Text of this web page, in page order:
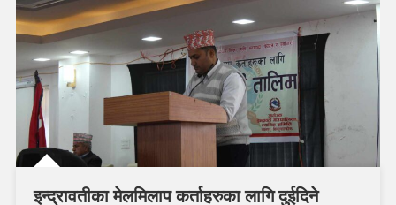
इन्द्रावतीका मेलमिलाप कर्ताहरुका लागि दुईदिने